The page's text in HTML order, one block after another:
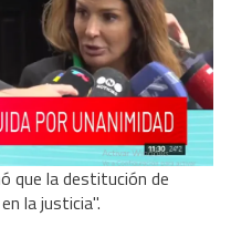
que la destitución de
la justicia".